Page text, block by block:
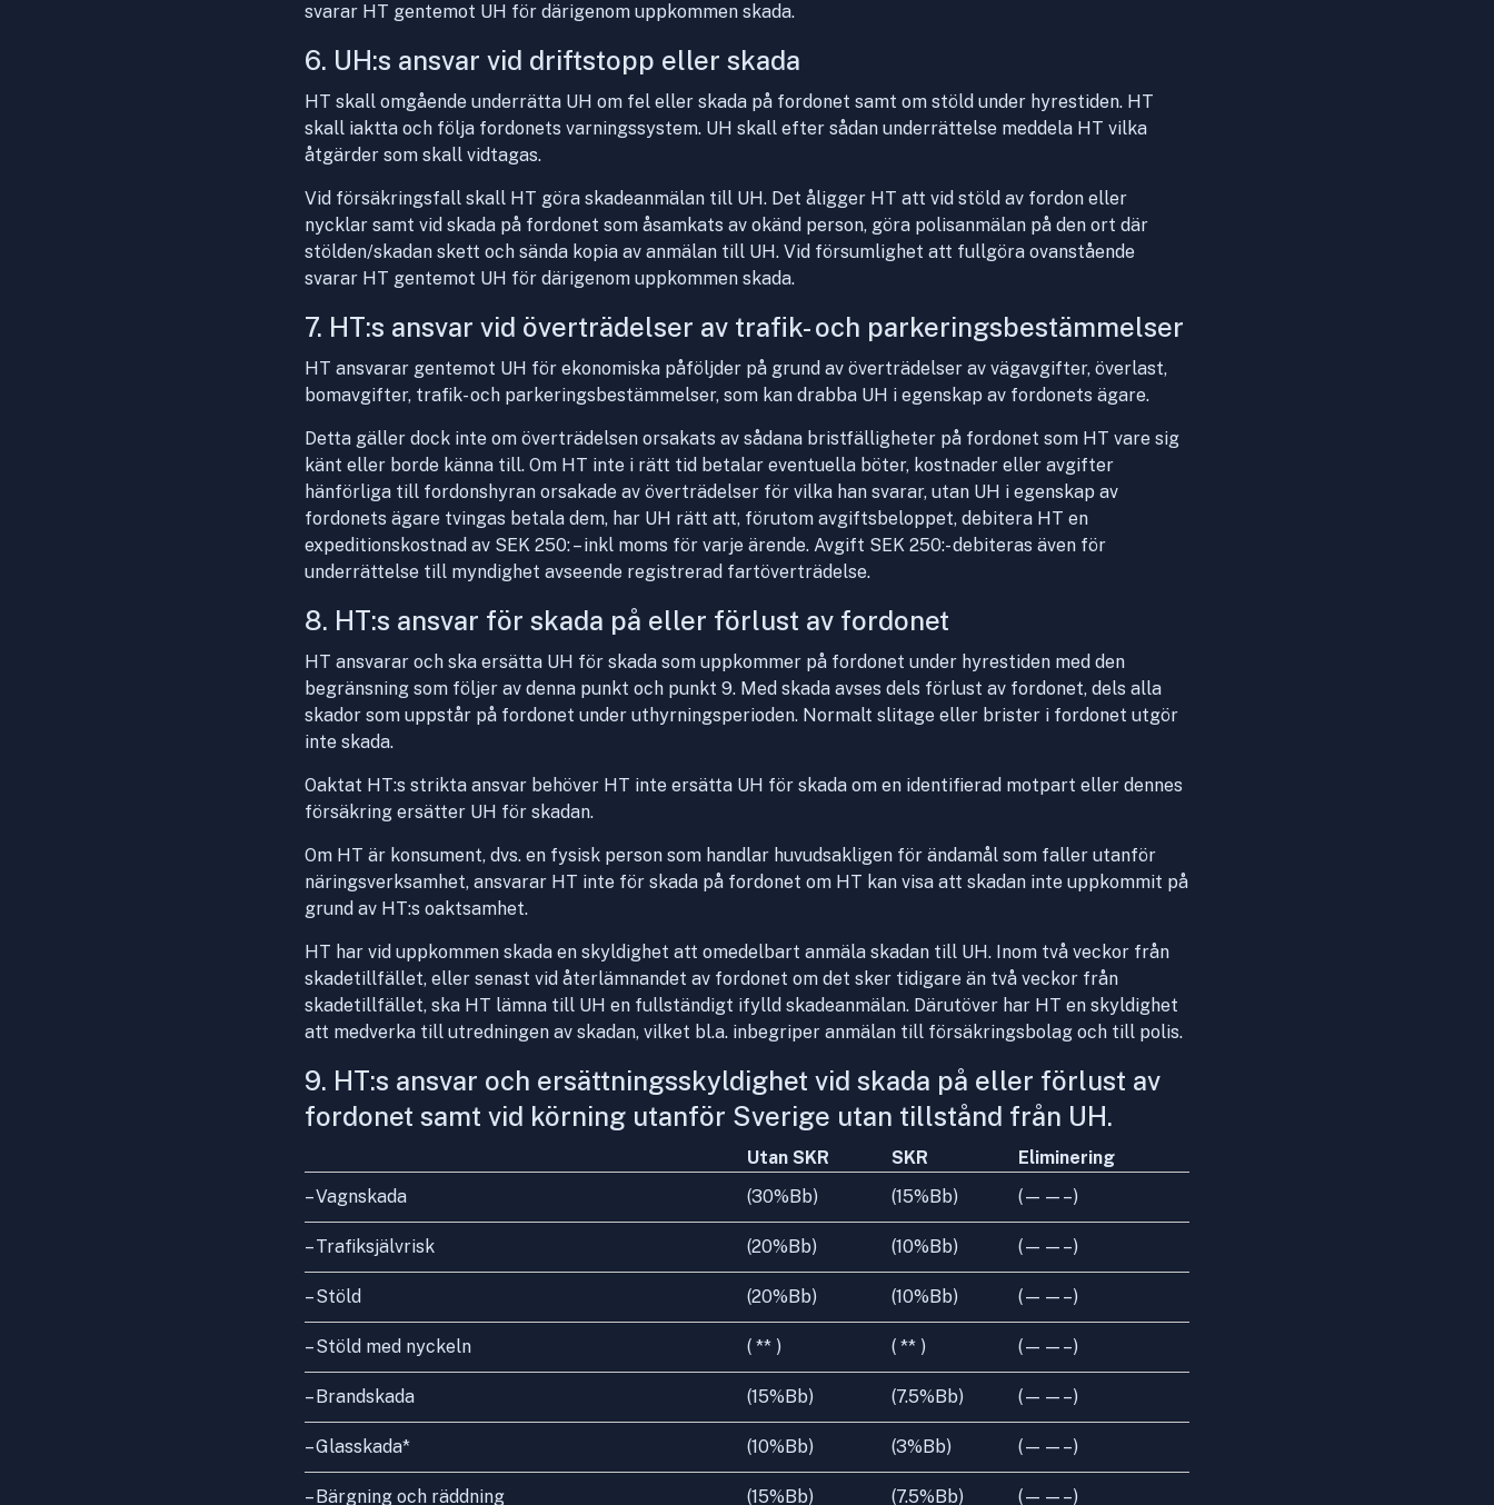
svarar HT gentemot UH för därigenom uppkommen skada.
6. UH:s ansvar vid driftstopp eller skada
HT skall omgående underrätta UH om fel eller skada på fordonet samt om stöld under hyrestiden. HT
skall iaktta och följa fordonets varningssystem. UH skall efter sådan underrättelse meddela HT vilka
åtgärder som skall vidtagas.
Vid försäkringsfall skall HT göra skadeanmälan till UH. Det åligger HT att vid stöld av fordon eller
nycklar samt vid skada på fordonet som åsamkats av okänd person, göra polisanmälan på den ort där
stölden/skadan skett och sända kopia av anmälan till UH. Vid försumlighet att fullgöra ovanstående
svarar HT gentemot UH för därigenom uppkommen skada.
7. HT:s ansvar vid överträdelser av trafik- och parkeringsbestämmelser
HT ansvarar gentemot UH för ekonomiska påföljder på grund av överträdelser av vägavgifter, överlast,
bomavgifter, trafik- och parkeringsbestämmelser, som kan drabba UH i egenskap av fordonets ägare.
Detta gäller dock inte om överträdelsen orsakats av sådana bristfälligheter på fordonet som HT vare sig
känt eller borde känna till. Om HT inte i rätt tid betalar eventuella böter, kostnader eller avgifter
hänförliga till fordonshyran orsakade av överträdelser för vilka han svarar, utan UH i egenskap av
fordonets ägare tvingas betala dem, har UH rätt att, förutom avgiftsbeloppet, debitera HT en
expeditionskostnad av SEK 250: – inkl moms för varje ärende. Avgift SEK 250:- debiteras även för
underrättelse till myndighet avseende registrerad fartöverträdelse.
8. HT:s ansvar för skada på eller förlust av fordonet
HT ansvarar och ska ersätta UH för skada som uppkommer på fordonet under hyrestiden med den
begränsning som följer av denna punkt och punkt 9. Med skada avses dels förlust av fordonet, dels alla
skador som uppstår på fordonet under uthyrningsperioden. Normalt slitage eller brister i fordonet utgör
inte skada.
Oaktat HT:s strikta ansvar behöver HT inte ersätta UH för skada om en identifierad motpart eller dennes
försäkring ersätter UH för skadan.
Om HT är konsument, dvs. en fysisk person som handlar huvudsakligen för ändamål som faller utanför
näringsverksamhet, ansvarar HT inte för skada på fordonet om HT kan visa att skadan inte uppkommit på
grund av HT:s oaktsamhet.
HT har vid uppkommen skada en skyldighet att omedelbart anmäla skadan till UH. Inom två veckor från
skadetillfället, eller senast vid återlämnandet av fordonet om det sker tidigare än två veckor från
skadetillfället, ska HT lämna till UH en fullständigt ifylld skadeanmälan. Därutöver har HT en skyldighet
att medverka till utredningen av skadan, vilket bl.a. inbegriper anmälan till försäkringsbolag och till polis.
9. HT:s ansvar och ersättningsskyldighet vid skada på eller förlust av
fordonet samt vid körning utanför Sverige utan tillstånd från UH.
Utan SKR SKR
Eliminering
– Vagnskada
(30%Bb) (15%Bb) (——–)
– Trafiksjälvrisk (20%Bb) (10%Bb) (——–)
– Stöld (20%Bb) (10%Bb) (——–)
– Stöld med nyckeln ( ** ) ( ** ) (——–)
– Brandskada (15%Bb) (7.5%Bb) (——–)
– Glasskada* (10%Bb) (3%Bb) (——–)
– Bärgning och räddning (15%Bb) (7.5%Bb) (——–)